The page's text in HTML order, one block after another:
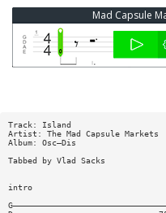
Mad Capsule
Track: Island
Artist: The Mad Capsule Markets
Album: Osc—Dis
Tabbed by Vlad Sacks
intro